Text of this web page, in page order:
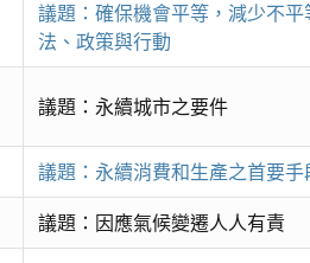
議題：確保機會平等，減少不
法、政策與行動
議題：永續城市之要件
議題：永續消費和生產之首要手
議題：因應氣候變遷人人有責